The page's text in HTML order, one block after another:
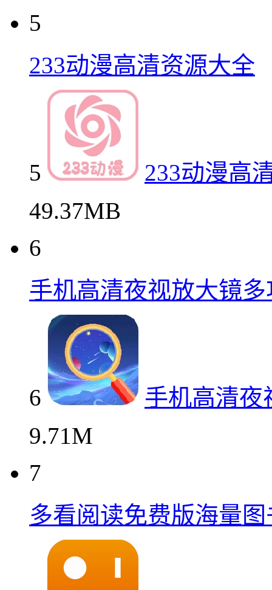
5
233动漫高清资源大全
5
233动漫高
49.37MB
6
手机高清夜视放大镜
6
手机高清夜
9.71M
7
多看阅读免费版海量